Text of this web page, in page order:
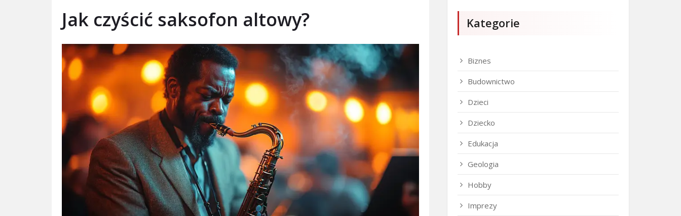
Jak czyścić saksofon altowy? Kategorie
Biznes
Budownictwo
Dzieci
Dziecko
Edukacja
Geologia
Hobby
Imprezy